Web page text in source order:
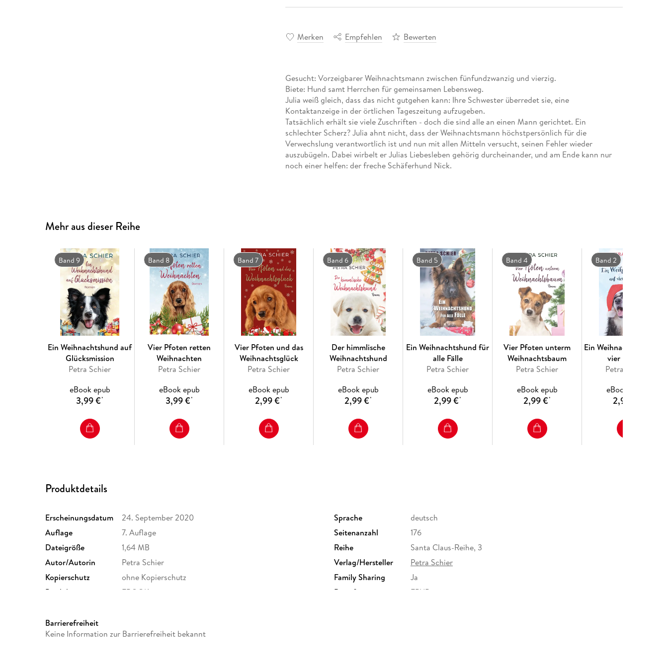
Merken Empfehlen Bewerten
Gesucht: Vorzeigbarer Weihnachtsmann zwischen fünfundzwanzig und vierzig.
Biete: Hund samt Herrchen für gemeinsamen Lebensweg.
Julia weiß gleich, dass das nicht gutgehen kann: Ihre Schwester überredet sie, eine
Kontaktanzeige in der örtlichen Tageszeitung aufzugeben.
Tatsächlich erhält sie viele Zuschriften - doch die sind alle an einen Mann gerichtet. Ein
schlechter Scherz? Julia ahnt nicht, dass der Weihnachtsmann höchstpersönlich für die
Verwechslung verantwortlich ist und nun mit allen Mitteln versucht, seinen Fehler wieder
auszubügeln. Dabei wirbelt er Julias Liebesleben gehörig durcheinander, und am Ende kann nur
noch einer helfen: der freche Schäferhund Nick.
Mehr aus dieser Reihe
Band 9
Ein Weihnachtshund auf
Glücksmission
Petra Schier
eBook epub
3,99 €*
Band 8
Vier Pfoten retten
Weihnachten
Petra Schier
eBook epub
3,99 €*
Band 7
Vier Pfoten und das
Weihnachtsglück
Petra Schier
eBook epub
2,99 €*
Band 6
Der himmlische
Weihnachtshund
Petra Schier
eBook epub
2,99 €*
Band 5
Ein Weihnachtshund für
alle Fälle
Petra Schier
eBook epub
2,99 €*
Band 4
Vier Pfoten unterm
Weihnachtsbaum
Petra Schier
eBook epub
2,99 €*
Band 2
Ein Weihnachtsengel
vier Pfoten
Petra Schier
eBook epub
2,99 €
Produktdetails
Erscheinungsdatum 24. September 2020 Sprache
deutsch
Auflage
7. Auflage Seitenanzahl
176
Dateigröße
1,64 MB Reihe
Santa Claus-Reihe, 3
Autor/Autorin
Petra Schier Verlag/Hersteller
Petra Schier
Kopierschutz
ohne Kopierschutz Family Sharing
Ja
Produktart
EBOOK Dateiformat
EPUB
Barrierefreiheit
Keine Information zur Barrierefreiheit bekannt